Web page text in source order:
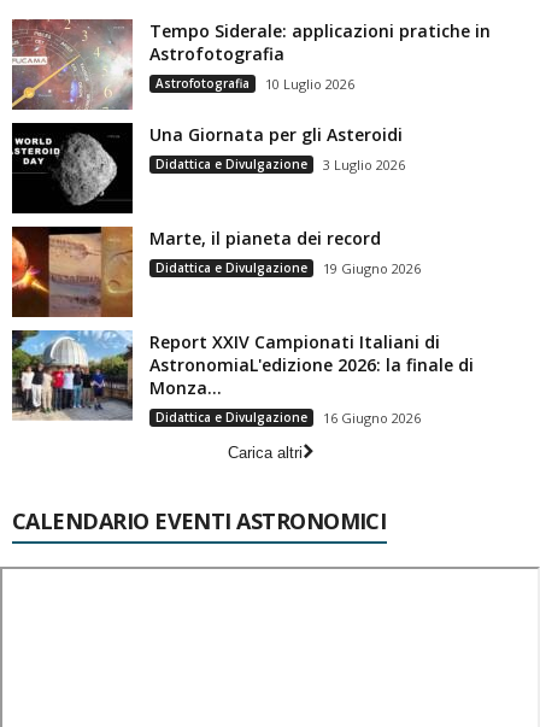
Tempo Siderale: applicazioni pratiche in
Astrofotografia
Astrofotografia 10 Luglio 2026
Una Giornata per gli Asteroidi
Didattica e Divulgazione 3 Luglio 2026
Marte, il pianeta dei record
Didattica e Divulgazione 19 Giugno 2026
Report XXIV Campionati Italiani di
AstronomiaL'edizione 2026: la finale di
Monza...
Didattica e Divulgazione
16 Giugno 2026
Carica altri
CALENDARIO EVENTI ASTRONOMICI